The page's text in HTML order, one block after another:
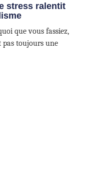
stress ralentit
que vous fassiez,
pas toujours une